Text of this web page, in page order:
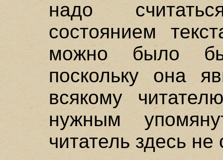
надо
состоянием
можно было
поскольку она
всякому
нужным
читатель здесь